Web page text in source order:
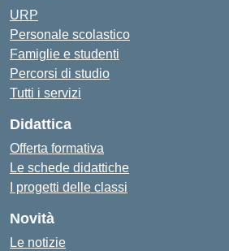
URP
Personale scolastico
Famiglie e studenti
Percorsi di studio
Tutti i servizi
Didattica
Offerta formativa
Le schede didattiche
I progetti delle classi
Novità
Le notizie